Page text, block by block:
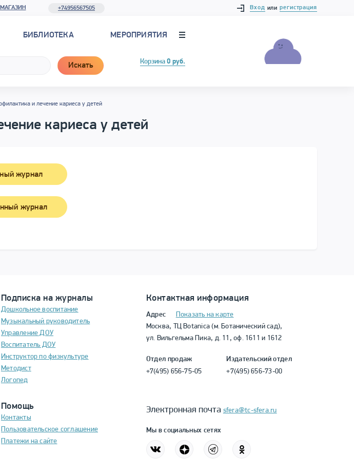
+74956567505 Вход или регистрация
БИБЛИОТЕКА МЕРОПРИЯТИЯ
Искать Корзина 0 руб.
и лечение кариеса у детей
кариеса у детей
журнал
журнал
Подписка на журналы
Дошкольное воспитание
Музыкальный руководитель
Управление ДОУ
Воспитатель ДОУ
Инструктор по физкультуре
Методист
Логопед
Помощь
Контакты
Пользовательское соглашение
Платежи на сайте
Контактная информация
Адрес
Показать на карте
Москва, ТЦ Botanica (м. Ботанический сад),
ул. Вильгельма Пика, д. 11, оф. 1611 и 1612
Отдел продаж
+7(495) 656-75-05
Издательский отдел
+7(495) 656-73-00
Электронная почта sfera@tc-sfera.ru
Мы в социальных сетях